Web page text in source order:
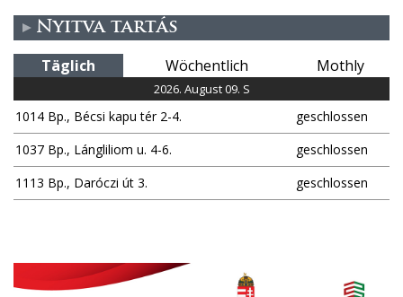
Nyitva tartás
Täglich Wöchentlich Mothly
2026. August 09. S
1014 Bp., Bécsi kapu tér 2-4.
geschlossen
1037 Bp., Lángliliom u. 4-6.
geschlossen
1113 Bp., Daróczi út 3.
geschlossen